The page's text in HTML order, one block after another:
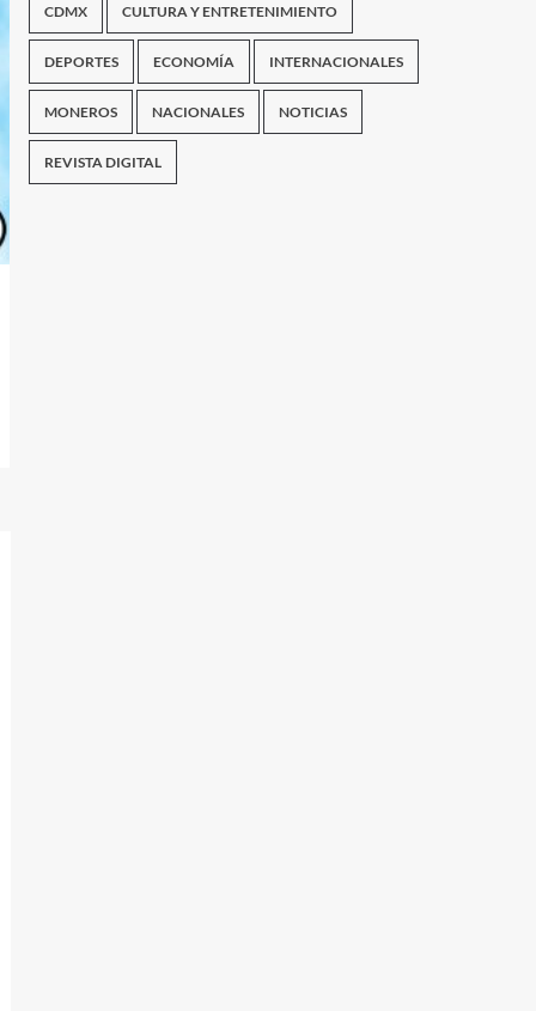
CDMX CULTURA Y ENTRETENIMIENTO
DEPORTES ECONOMÍA INTERNACIONALES
MONEROS NACIONALES NOTICIAS
REVISTA DIGITAL